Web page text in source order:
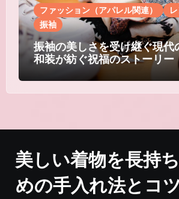
ファッション（アパレル関連）
振袖
振袖の美しさを受け継ぐ現代
和装が紡ぐ祝福のストーリー
美しい着物を長持
めの手入れ法とコ